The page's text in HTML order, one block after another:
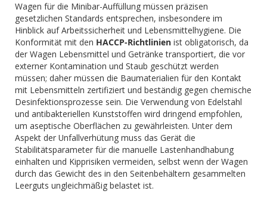
Wagen für die Minibar-Auffüllung müssen präzisen
gesetzlichen Standards entsprechen, insbesondere im
Hinblick auf Arbeitssicherheit und Lebensmittelhygiene. Die
Konformität mit den HACCP-Richtlinien ist obligatorisch, da
der Wagen Lebensmittel und Getränke transportiert, die vor
externer Kontamination und Staub geschützt werden
müssen; daher müssen die Baumaterialien für den Kontakt
mit Lebensmitteln zertifiziert und beständig gegen chemische
Desinfektionsprozesse sein. Die Verwendung von Edelstahl
und antibakteriellen Kunststoffen wird dringend empfohlen,
um aseptische Oberflächen zu gewährleisten. Unter dem
Aspekt der Unfallverhütung muss das Gerät die
Stabilitätsparameter für die manuelle Lastenhandhabung
einhalten und Kipprisiken vermeiden, selbst wenn der Wagen
durch das Gewicht des in den Seitenbehältern gesammelten
Leerguts ungleichmäßig belastet ist.